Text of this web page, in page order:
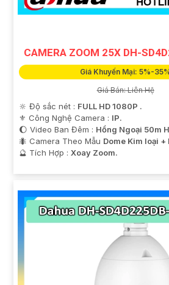
CAMERA ZOOM 25X DH-
Giá Khuyến Mại: 5%-
Giá Bán: Liên Hệ
🔆 Độ sắc nét : FULL HD 1080P .
⚜️ Công Nghệ Camera : IP.
🌔 Video Ban Đêm : Hồng Ngoại 50m
🐜 Camera Theo Mẫu Dome Kim loại +
️🔮 Tích Hợp : Xoay Zoom.